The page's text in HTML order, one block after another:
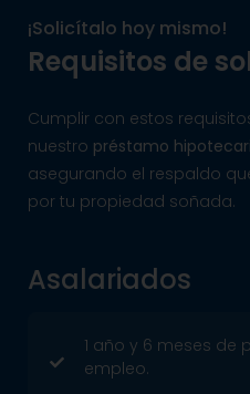
¡Solicítalo hoy mismo!
Requisitos de
Cumplir con estos
nuestro préstamo
asegurando el respaldo
por tu propiedad soñada.
Asalariados
1 año y 6 meses de
empleo.